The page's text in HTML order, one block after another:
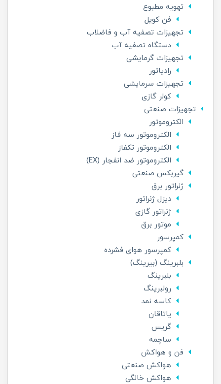
تهویه مطبوع
فن کویل
تجهیزات تصفیه آب و فاضلاب
دستگاه تصفیه آب
تجهیزات گرمایشی
رادیاتور
تجهیزات سرمایشی
کولر گازی
تجهیزات صنعتی
الکتروموتور
الکتروموتور سه فاز
الکتروموتور تکفاز
الکتروموتور ضد انفجار (EX)
گیربکس صنعتی
ژنراتور برق
دیزل ژنراتور
ژنراتور گازی
موتور برق
کمپرسور
کمپرسور هوای فشرده
بلبرینگ (بیرینگ)
بلبرینگ
رولبرینگ
کاسه نمد
یاتاقان
گریس
ساچمه
فن و هواکش
هواکش صنعتی
هواکش خانگی